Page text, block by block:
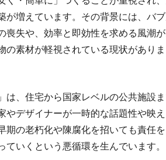
が増えています。その背景には、バ
喪失や、効率と即効性を求める風潮
の素材が軽視されている現状がありま
は、住宅から国家レベルの公共施設
やデザイナーが一時的な話題性や映
期の老朽化や陳腐化を招いても責任
ていくという悪循環を生んでいます。